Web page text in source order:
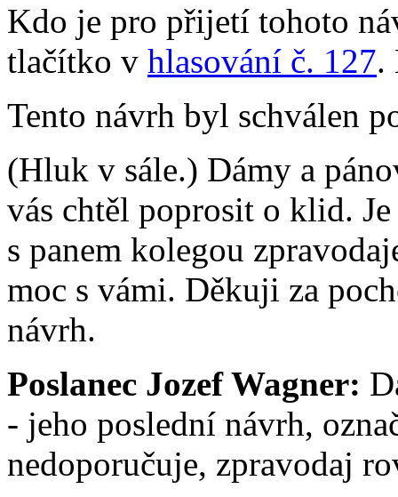
Kdo je pro přijetí tohoto
tlačítko v hlasování č. 127.
Tento návrh byl schválen
(Hluk v sále.) Dámy a
vás chtěl poprosit o klid.
s panem kolegou
moc s vámi. Děkuji za
návrh.
Poslanec Jozef Wagner:
- jeho poslední návrh,
nedoporučuje, zpravodaj